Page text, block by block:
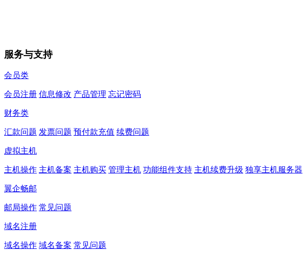
服务与支持
会员类
会员注册 信息修改 产品管理 忘记密码
财务类
汇款问题 发票问题 预付款充值 续费问题
虚拟主机
主机操作 主机备案 主机购买 管理主机 功能组件支持 主机续费升级 独享主机服务器
翼企畅邮
邮局操作 常见问题
域名注册
域名操作 域名备案 常见问题